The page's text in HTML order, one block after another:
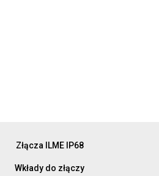
Złącza ILME IP68
Wkłady do złączy